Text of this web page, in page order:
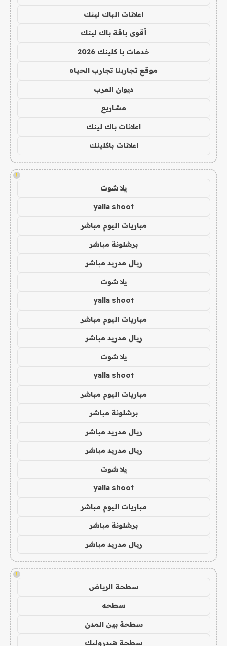
اعلانات الباك لينك
أقوى باقة باك لينك
خدمات با كلينك 2026
موقع تجاربنا تجارب الحياه
ديوان العرب
مشاريع
اعلانات باك لينك
اعلانات باكلينك
!
يلا شوت
yalla shoot
مباريات اليوم مباشر
برشلونة مباشر
ريال مدريد مباشر
يلا شوت
yalla shoot
مباريات اليوم مباشر
ريال مدريد مباشر
يلا شوت
yalla shoot
مباريات اليوم مباشر
برشلونة مباشر
ريال مدريد مباشر
ريال مدريد مباشر
يلا شوت
yalla shoot
مباريات اليوم مباشر
برشلونة مباشر
ريال مدريد مباشر
!
سطحة الرياض
سطحه
سطحة بين المدن
سطحة هيدروليك